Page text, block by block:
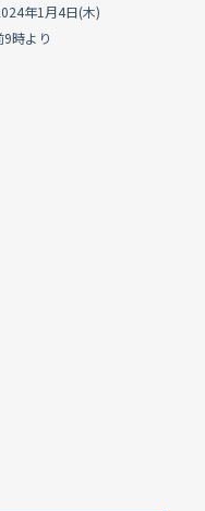
年1月4日(木)
時より